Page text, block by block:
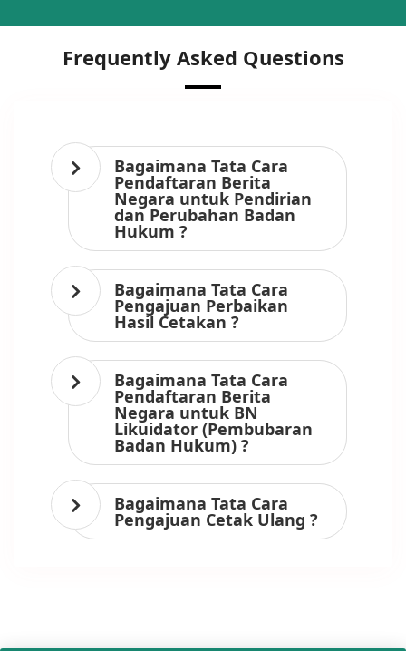
Frequently Asked Questions
Bagaimana Tata Cara
Pendaftaran Berita
Negara untuk Pendirian
dan Perubahan Badan
Hukum ?
Bagaimana Tata Cara
Pengajuan Perbaikan
Hasil Cetakan ?
Bagaimana Tata Cara
Pendaftaran Berita
Negara untuk BN
Likuidator (Pembubaran
Badan Hukum) ?
Bagaimana Tata Cara
Pengajuan Cetak Ulang ?